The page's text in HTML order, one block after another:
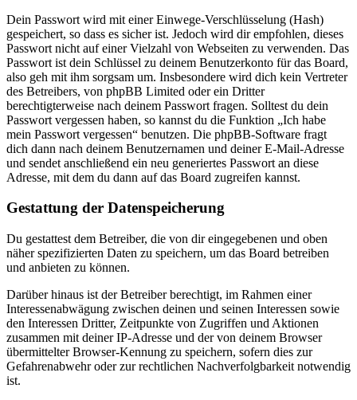
Dein Passwort wird mit einer Einwege-Verschlüsselung (Hash)
gespeichert, so dass es sicher ist. Jedoch wird dir empfohlen, dieses
Passwort nicht auf einer Vielzahl von Webseiten zu verwenden. Das
Passwort ist dein Schlüssel zu deinem Benutzerkonto für das Board,
also geh mit ihm sorgsam um. Insbesondere wird dich kein Vertreter
des Betreibers, von phpBB Limited oder ein Dritter
berechtigterweise nach deinem Passwort fragen. Solltest du dein
Passwort vergessen haben, so kannst du die Funktion „Ich habe
mein Passwort vergessen“ benutzen. Die phpBB-Software fragt
dich dann nach deinem Benutzernamen und deiner E-Mail-Adresse
und sendet anschließend ein neu generiertes Passwort an diese
Adresse, mit dem du dann auf das Board zugreifen kannst.
Gestattung der Datenspeicherung
Du gestattest dem Betreiber, die von dir eingegebenen und oben
näher spezifizierten Daten zu speichern, um das Board betreiben
und anbieten zu können.
Darüber hinaus ist der Betreiber berechtigt, im Rahmen einer
Interessenabwägung zwischen deinen und seinen Interessen sowie
den Interessen Dritter, Zeitpunkte von Zugriffen und Aktionen
zusammen mit deiner IP-Adresse und der von deinem Browser
übermittelter Browser-Kennung zu speichern, sofern dies zur
Gefahrenabwehr oder zur rechtlichen Nachverfolgbarkeit notwendig
ist.